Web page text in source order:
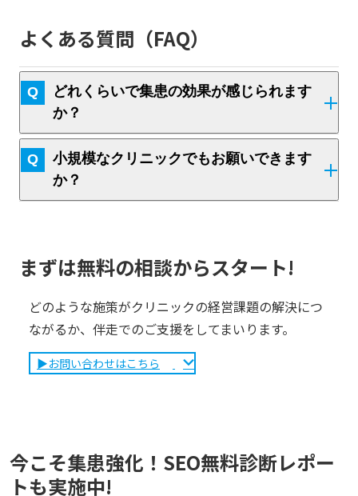
よくある質問（FAQ）
どれくらいで集患の効果が感じられます
か？
小規模なクリニックでもお願いできます
か？
まずは無料の相談からスタート!
どのような施策がクリニックの経営課題の解決につ
ながるか、伴走でのご支援をしてまいります。
▶︎お問い合わせはこちら
今こそ集患強化！SEO無料診断レポー
トも実施中!